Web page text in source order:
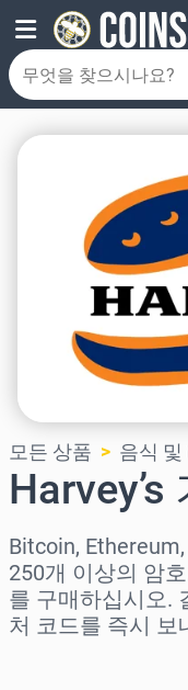
모든 상품 음식
Harvey’s
Bitcoin,
250개 이상의 암
를 구매하십시오.
처 코드를 즉시 보